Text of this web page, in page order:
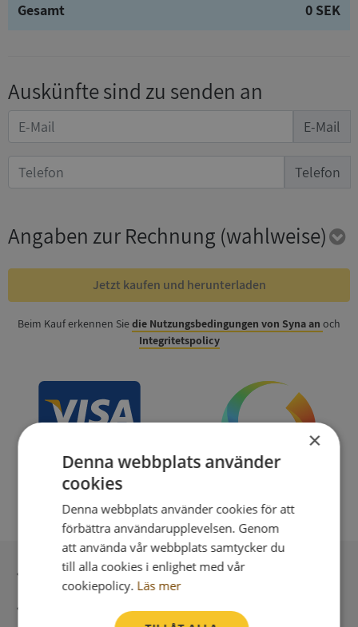
Gesamt 0 SEK
Auskünfte sind zu senden an
E-Mail
Telefon
Angaben zur Rechnung (wahlweise)
Jetzt kaufen und herunterladen
Beim Kauf erkennen Siedie Nutzungsbedingungen von Syna an och
Integritetspolicy
Sichere Bezahlung mit stripe
Unmittelbare Lieferung digital
×
Denna webbplats använder
cookies
Denna webbplats använder cookies för att
förbättra användarupplevelsen. Genom
att använda vår webbplats samtycker du
till alla cookies i enlighet med vår
cookiepolicy. Läs mer